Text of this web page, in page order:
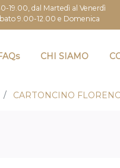
19.00, dal Martedì al Venerdì
9.00-12.00 e Domenica
CHI SIAMO
CARTONCINO